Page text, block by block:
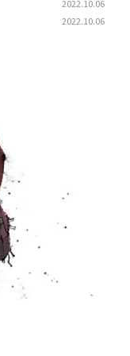
2022.10.06
2022.10.06